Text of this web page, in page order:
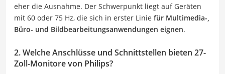
eher die Ausnahme. Der Schwerpunkt liegt auf Geräten
mit 60 oder 75 Hz, die sich in erster Linie für Multimedia-,
Büro- und Bildbearbeitungsanwendungen eignen.
2. Welche Anschlüsse und Schnittstellen bieten 27-
Zoll-Monitore von Philips?